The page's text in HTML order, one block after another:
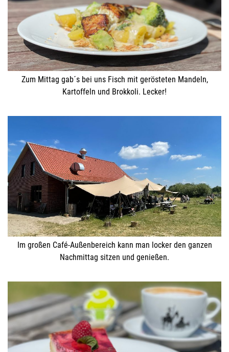
Zum Mittag gab´s bei uns Fisch mit gerösteten Mandeln,
Kartoffeln und Brokkoli. Lecker!
Im großen Café-Außenbereich kann man locker den ganzen
Nachmittag sitzen und genießen.